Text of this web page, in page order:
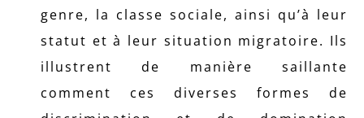
genre, la classe sociale, ainsi qu’à leur
statut et à leur situation migratoire. Ils
illustrent de manière saillante
comment ces diverses formes de